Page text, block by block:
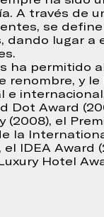
A través de
se
dando lugar a
ha permitido
renombre, y le
e
Dot Award
(2008), el
la
IDEA Award
Hotel